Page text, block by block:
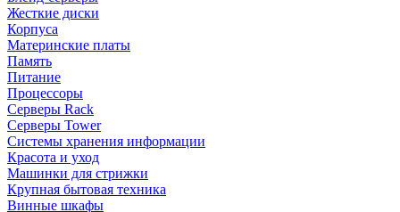
Жесткие диски
Корпуса
Материнские платы
Память
Питание
Процессоры
Серверы Rack
Серверы Tower
Системы хранения информации
Красота и уход
Машинки для стрижки
Крупная бытовая техника
Винные шкафы